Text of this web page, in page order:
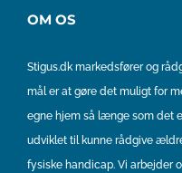
OM OS
Stigus.dk markedsfører og
mål er at gøre det muligt for
egne hjem så længe som det
udviklet til kunne rådgive
fysiske handicap. Vi arbejder